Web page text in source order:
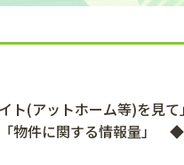
ト(アットホーム等)を見
物件に関する情報量」